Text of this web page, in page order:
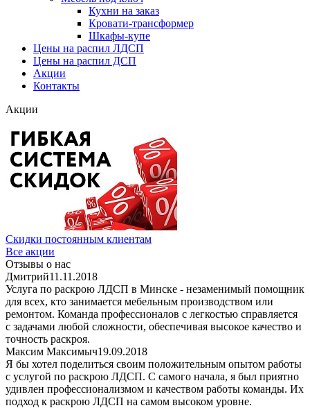
Кухни на заказ
Кровати-трансформер
Шкафы-купе
Цены на распил ЛДСП
Цены на распил ДСП
Акции
Контакты
Акции
Скидки постоянным клиентам
Все акции
Отзывы о нас
Дмитрий11.11.2018
Услуга по раскрою ЛДСП в Минске - незаменимый помощник
для всех, кто занимается мебельным производством или
ремонтом. Команда профессионалов с легкостью справляется
с задачами любой сложности, обеспечивая высокое качество и
точность раскроя.
Максим Максимыч19.09.2018
Я бы хотел поделиться своим положительным опытом работы
с услугой по раскрою ЛДСП. С самого начала, я был приятно
удивлен профессионализмом и качеством работы команды. Их
подход к раскрою ЛДСП на самом высоком уровне.